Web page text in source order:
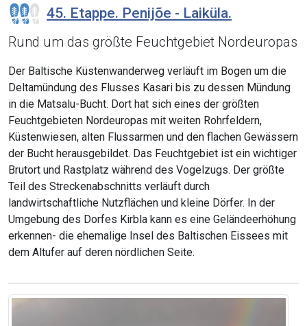
45. Etappe. Penijõe - Laiküla.
Rund um das größte Feuchtgebiet Nordeuropas
Der Baltische Küstenwanderweg verläuft im Bogen um die
Deltamündung des Flusses Kasari bis zu dessen Mündung
in die Matsalu-Bucht. Dort hat sich eines der größten
Feuchtgebieten Nordeuropas mit weiten Rohrfeldern,
Küstenwiesen, alten Flussarmen und den flachen Gewässern
der Bucht herausgebildet. Das Feuchtgebiet ist ein wichtiger
Brutort und Rastplatz während des Vogelzugs. Der größte
Teil des Streckenabschnitts verläuft durch
landwirtschaftliche Nutzflächen und kleine Dörfer. In der
Umgebung des Dorfes Kirbla kann es eine Geländeerhöhung
erkennen- die ehemalige Insel des Baltischen Eissees mit
dem Altufer auf deren nördlichen Seite.